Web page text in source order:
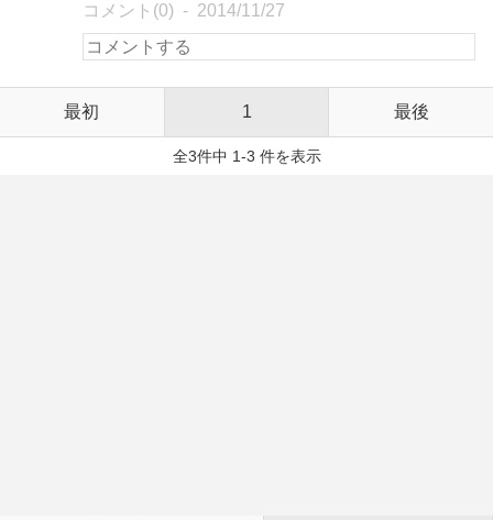
コメント(0) 2014/11/27
最初 1 最後
全3件中 1-3 件を表示